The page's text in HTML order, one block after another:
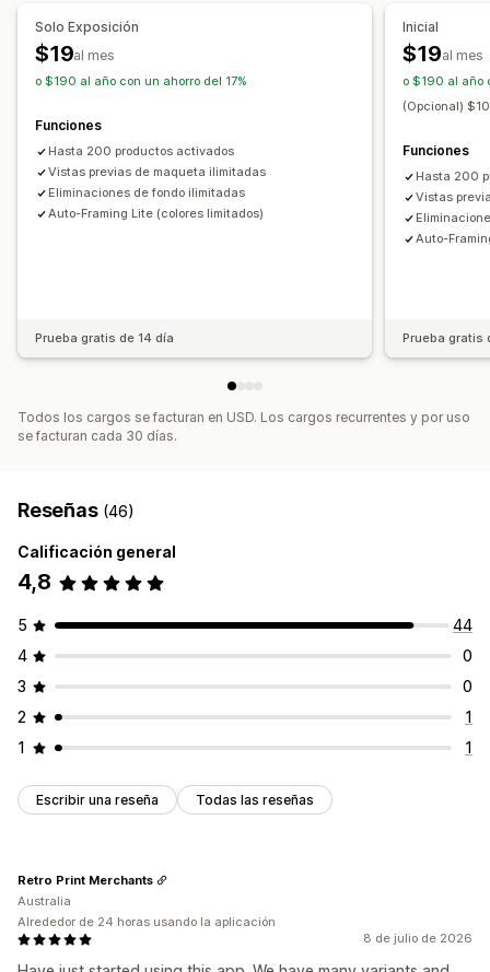
Variantes
Temas
Promoción de marca personalizada
Solo Exposición
$19al mes
o $190 al año con un ahorro del 17%
Funciones
Hasta 200 productos activados
Vistas previas de maqueta ilimitadas
Eliminaciones de fondo ilimitadas
Auto-Framing Lite (colores limitados)
Prueba gratis de 14 día
Inicial
$19al mes
o $190 al año
(Opcional)
Funciones
Hasta 200
Vistas
Auto-
Prueba gratis
Todos los cargos se facturan en USD. Los cargos recurrentes y por uso
se facturan cada 30 días.
Reseñas (46)
Calificación general
4,8
5
44
4
0
3
0
2
1
1
1
Escribir una reseña Todas las reseñas
8 de julio de 2026
Retro Print Merchants
Australia
Alrededor de 24 horas usando la aplicación